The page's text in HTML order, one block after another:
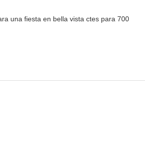
una fiesta en bella vista ctes para 700